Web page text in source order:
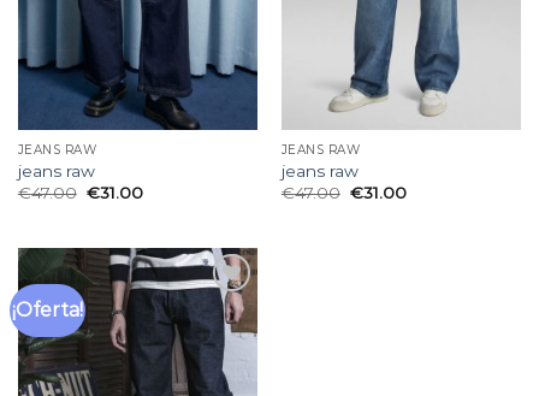
JEANS RAW
jeans raw
€47.00 €31.00
JEANS RAW
jeans raw
€47.00 €31.00
¡Oferta!
Añadir
a la
lista
de
deseos